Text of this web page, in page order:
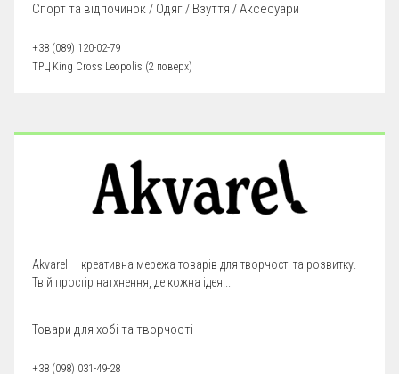
Спорт та відпочинок / Одяг / Взуття / Аксесуари
+38 (089) 120-02-79
ТРЦ King Cross Leopolis (2 поверх)
Akvarel — креативна мережа товарів для творчості та розвитку.
Твій простір натхнення, де кожна ідея...
Товари для хобі та творчості
+38 (098) 031-49-28